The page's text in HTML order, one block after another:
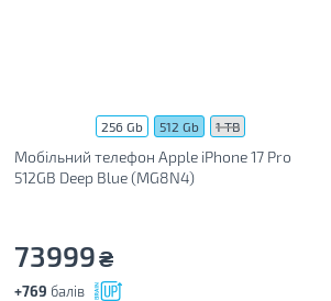
256 Gb 512 Gb 1 TB
Мобільний телефон Apple iPhone 17 Pro
512GB Deep Blue (MG8N4)
73999₴
+769 балів